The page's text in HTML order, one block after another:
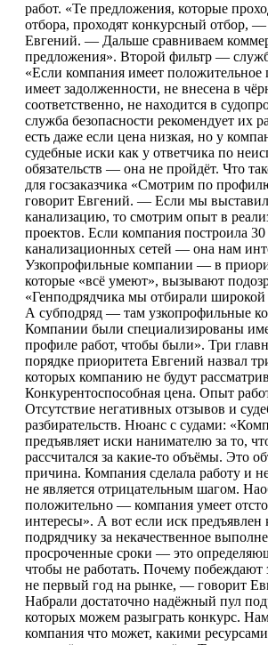
работ. «Те предложения, которые
отбора, проходят конкурсный отбор, —
Евгений. — Дальше сравниваем
предложения». Второй фильтр —
«Если компания имеет положительное
имеет задолженности, не внесена в
соответственно, не находится в
служба безопасности рекомендует их
есть даже если цена низкая, но у
судебные иски как у ответчика по
обязательств — она не пройдёт. Что
для госзаказчика «Смотрим по
говорит Евгений. — Если мы
канализацию, то смотрим опыт в
проектов. Если компания построила
канализационных сетей — она нам
Узкопрофильные компании — в
которые «всё умеют», вызывают
«Генподрядчика мы отбирали широкой
А субподряд — там узкопрофильные
Компании были специализированы
профиле работ, чтобы были». Три
порядке приоритета Евгений назвал
которых компанию не будут
Конкурентоспособная цена. Опыт
Отсутствие негативных отзывов и
разбирательств. Нюанс с судами:
предъявляет иски нанимателю за то,
рассчитался за какие-то объёмы. Это
причина. Компания сделала работу и
не является отрицательным шагом.
положительно — компания умеет
интересы». А вот если иск
подрядчику за некачественное
просроченные сроки — это
чтобы не работать. Почему
не первый год на рынке, — говорит
Набрали достаточно надёжный пул
которых можем разыграть конкурс.
компания что может, какими ресурсами